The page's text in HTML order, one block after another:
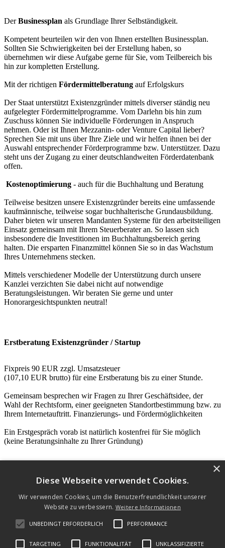
DerBusinessplan als Grundlage Ihrer Selbständigkeit.
Kompetent beurteilen wir den von Ihnen erstellten Businessplan.
Sollten Sie Schwierigkeiten bei der Erstellung haben, so
übernehmen wir diese Aufgabe gerne für Sie, vom Teilbereich bis
hin zur kompletten Erstellung.
Mit der richtigen Fördermittelberatung auf Erfolgskurs
Der Staat unterstützt Existenzgründer mittels diverser ständig neu
aufgelegter Fördermittelprogramme. Vom Darlehn bis hin zum
Zuschuss können Sie individuelle Förderungen in Anspruch
nehmen. Oder ist Ihnen Mezzanin- oder Venture Capital lieber?
Sprechen Sie mit uns über Ihre Ziele und wir helfen ihnen bei der
Auswahl entsprechender Förderprogramme bzw. Unterstützer. Dazu
steht uns der Zugang zu einer deutschlandweiten Förderdatenbank
offen.
Kostenoptimierung - auch für die Buchhaltung und Beratung
Teilweise besitzen unsere Existenzgründer bereits eine umfassende
kaufmännische, teilweise sogar buchhalterische Grundausbildung.
Daher bieten wir unseren Mandanten Systeme für den arbeitsteiligen
Einsatz gemeinsam mit Ihrem Steuerberater an. So lassen sich
insbesondere die Investitionen im Buchhaltungsbereich gering
halten. Die ersparten Finanzmittel können Sie so in das Wachstum
Ihres Unternehmens stecken.
Mittels verschiedener Modelle der Unterstützung durch unsere
Kanzlei verzichten Sie dabei nicht auf notwendige
Beratungsleistungen. Wir beraten Sie gerne und unter
Honorargesichtspunkten neutral!
Erstberatung Existenzgründer / Startup
Fixpreis 90 EUR zzgl. Umsatzsteuer
(107,10 EUR brutto) für eine Erstberatung bis zu einer Stunde.
Gemeinsam besprechen wir Fragen zu Ihrer Geschäftsidee, der
Wahl der Rechtsform, einer geeigneten Standortbestimmung bzw. zu
Ihrem Internetauftritt. Finanzierungs- und Fördermöglichkeiten
Ein Erstgespräch vorab ist natürlich kostenfrei für Sie möglich
(keine Beratungsinhalte zu Ihrer Gründung)
Dipl.-Kfm.(FH)Marcus Kemper,Steuerberater
Bewertungen auf ProvenExpert.com
Steuerberater Dipl.-Kfm. (FH) Marcus Kemper © 2023|
×
Diese Webseite verwendet Cookies.
Wir verwenden Cookies, um die Benutzerfreundlichkeit unserer
Website zu verbessern. Weitere Informationen
UNBEDINGT ERFORDERLICH PERFORMANCE
TARGETING FUNKTIONALITÄT UNKLASSIFIZIERTE